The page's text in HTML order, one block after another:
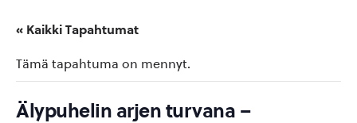
« Kaikki Tapahtumat
Tämä tapahtuma on mennyt.
Älypuhelin arjen turvana –